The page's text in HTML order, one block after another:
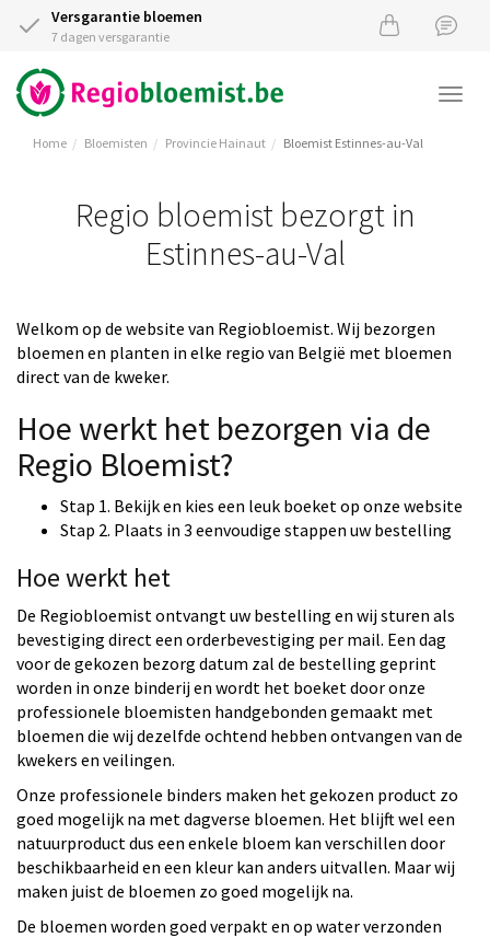
Versgarantie bloemen
7 dagen versgarantie
Home Bloemisten Provincie Hainaut Bloemist Estinnes-au-Val
Regio bloemist bezorgt in
Estinnes-au-Val
Welkom op de website van Regiobloemist. Wij bezorgen
bloemen en planten in elke regio van België met bloemen
direct van de kweker.
Hoe werkt het bezorgen via de
Regio Bloemist?
Stap 1. Bekijk en kies een leuk boeket op onze website
Stap 2. Plaats in 3 eenvoudige stappen uw bestelling
Hoe werkt het
De Regiobloemist ontvangt uw bestelling en wij sturen als
bevestiging direct een orderbevestiging per mail. Een dag
voor de gekozen bezorg datum zal de bestelling geprint
worden in onze binderij en wordt het boeket door onze
professionele bloemisten handgebonden gemaakt met
bloemen die wij dezelfde ochtend hebben ontvangen van de
kwekers en veilingen.
Onze professionele binders maken het gekozen product zo
goed mogelijk na met dagverse bloemen. Het blijft wel een
natuurproduct dus een enkele bloem kan verschillen door
beschikbaarheid en een kleur kan anders uitvallen. Maar wij
maken juist de bloemen zo goed mogelijk na.
De bloemen worden goed verpakt en op water verzonden